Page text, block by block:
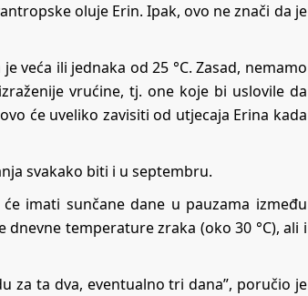
oluje Erin. Ipak, ovo ne znači da je
veća ili jednaka od 25 °C. Zasad, nemamo
vrućine, tj. one koje bi uslovile da
će uveliko zavisiti od utjecaja Erina kada
svakako biti i u septembru.
imati sunčane dane u pauzama između
temperature zraka (oko 30 °C), ali i
za ta dva, eventualno tri dana”, poručio je